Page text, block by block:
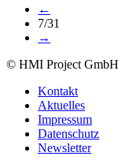
←
7/31
→
© HMI Project GmbH
Kontakt
Aktuelles
Impressum
Datenschutz
Newsletter